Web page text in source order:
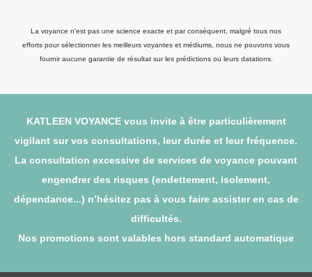
La voyance n'est pas une science exacte et par conséquent, malgré tous nos
efforts pour sélectionner les meilleurs voyantes et médiums, nous ne pouvons vous
fournir aucune garantie de résultat sur les prédictions ou leurs datations.
KATLEEN VOYANCE vous invite à être particulièrement
vigilant sur vos consultations, leur durée et leur fréquence.
La consultation excessive de services de voyance pouvant
engendrer des risques (endettement, isolement,
dépendance...) n’hésitez pas à vous faire assister en cas de
difficultés.
Nos promotions sont valables hors standard automatique